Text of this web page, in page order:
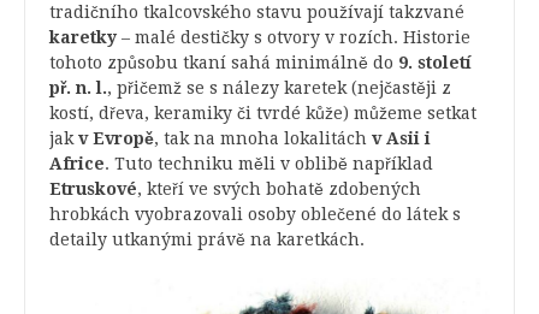
tradičního tkalcovského stavu používají takzvané
karetky – malé destičky s otvory v rozích. Historie
tohoto způsobu tkaní sahá minimálně do 9. století
př. n. l., přičemž se s nálezy karetek (nejčastěji z
kostí, dřeva, keramiky či tvrdé kůže) můžeme setkat
jak v Evropě, tak na mnoha lokalitách v Asii i
Africe. Tuto techniku měli v oblibě například
Etruskové, kteří ve svých bohatě zdobených
hrobkách vyobrazovali osoby oblečené do látek s
detaily utkanými právě na karetkách.